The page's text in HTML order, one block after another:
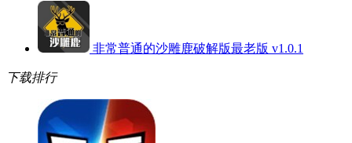
非常普通的沙雕鹿破解版最老版 v1.0.1
下载排行